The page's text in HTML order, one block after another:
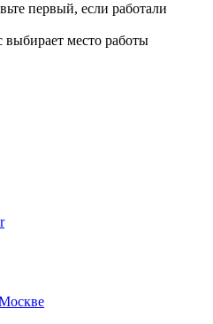
первый, если работали
выбирает место работы